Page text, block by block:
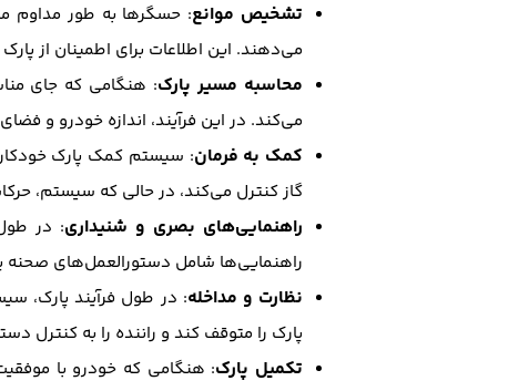
تشخیص موانع: حسگرها به طور مداوم
می‌دهند. این اطلاعات برای اطمینان از
محاسبه مسیر پارک: هنگامی که جای
می‌کند. در این فرآیند، اندازه خودرو و
کمک به فرمان: سیستم کمک پارک خودکار
گاز کنترل می‌کند، در حالی که سیستم،
راهنمایی‌های بصری و شنیداری: در
راهنمایی‌ها شامل دستورالعمل‌های
نظارت و مداخله: در طول فرآیند پارک،
پارک را متوقف کند و راننده را به کنترل
تکمیل پارک: هنگامی که خودرو با